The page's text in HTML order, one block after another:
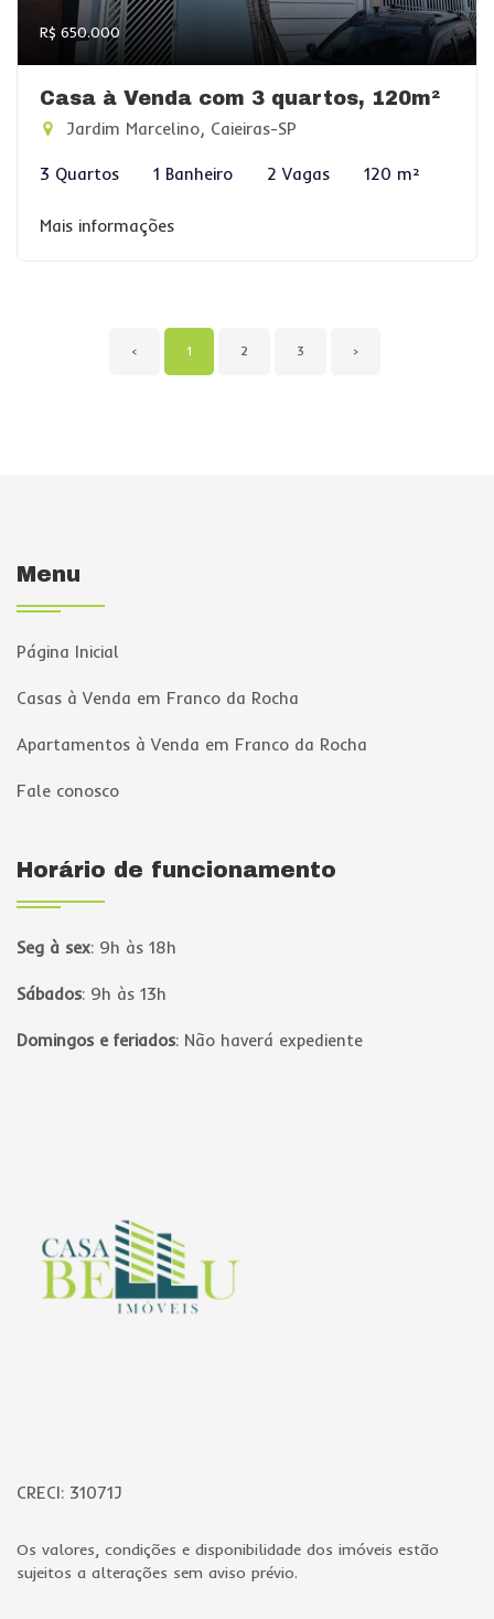
R$ 650.000
Casa à Venda com 3 quartos, 120m²
Jardim Marcelino, Caieiras-SP
3 Quartos 1 Banheiro 2 Vagas 120 m²
Mais informações
‹ 1 2 3 ›
Menu
Página Inicial
Casas à Venda em Franco da Rocha
Apartamentos à Venda em Franco da Rocha
Fale conosco
Horário de funcionamento
Seg à sex: 9h às 18h
Sábados: 9h às 13h
Domingos e feriados: Não haverá expediente
CRECI: 31071J
Os valores, condições e disponibilidade dos imóveis estão
sujeitos a alterações sem aviso prévio.